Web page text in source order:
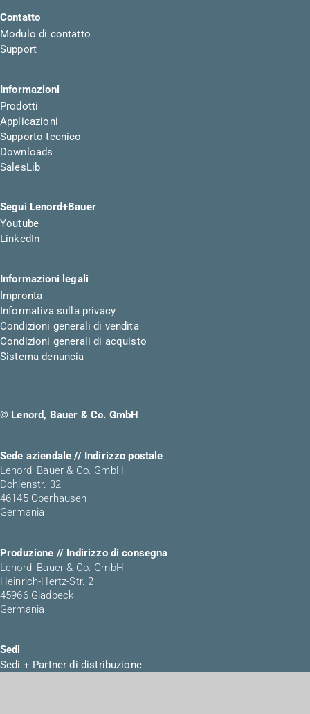
Contatto
Modulo di contatto
Support
Informazioni
Prodotti
Applicazioni
Supporto tecnico
Downloads
SalesLib
Segui Lenord+Bauer
Youtube
LinkedIn
Informazioni legali
Impronta
Informativa sulla privacy
Condizioni generali di vendita
Condizioni generali di acquisto
Sistema denuncia
© Lenord, Bauer & Co. GmbH
Sede aziendale // Indirizzo postale
Lenord, Bauer & Co. GmbH
Dohlenstr. 32
46145 Oberhausen
Germania
Produzione // Indirizzo di consegna
Lenord, Bauer & Co. GmbH
Heinrich-Hertz-Str. 2
45966 Gladbeck
Germania
Sedi
Sedi + Partner di distribuzione